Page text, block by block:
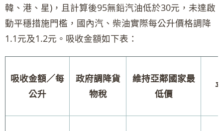
韓、港、星)，且計算後95無鉛汽油低於30元，未達啟
動平穩措施門檻，國內汽、柴油實際每公升價格調降
1.1元及1.2元。吸收金額如下表：
吸收金額／每
公升
政府調降貨
物稅
維持亞鄰國家最
低價